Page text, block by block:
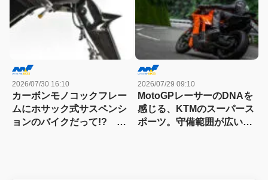
2026/07/30 16:10
カーボンモノコックフレー
ムにホサック式サスペンシ
ョンのバイクだって!? ヴ
2026/07/29 09:10
MotoGPレーサーのDNAを
感じる、KTMのスーパース
ポーツ。守備範囲が広い史